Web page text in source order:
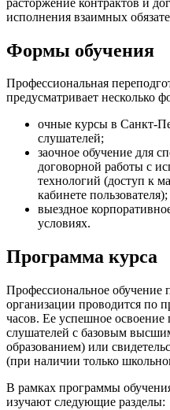
исполнения взаимных
Формы обучения
Профессиональная
предусматривает несколько
очные курсы в Санкт-
слушателей;
заочное обучение для
договорной работы с
технологий (доступ к
кабинете пользователя);
выездное
условиях.
Программа курса
Профессиональное обучение
организации проводится по
часов. Ее успешное
слушателей с базовым
образованием) или
(при наличии только
В рамках программы
изучают следующие разделы: